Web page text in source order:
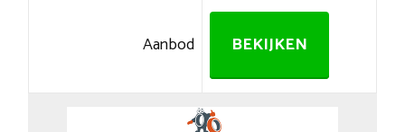
Aanbod BEKIJKEN